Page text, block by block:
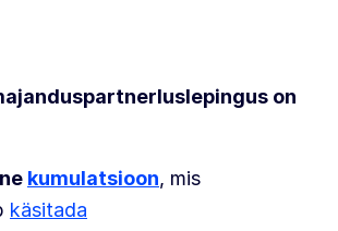
on
kumulatsioon, mis
käsitada